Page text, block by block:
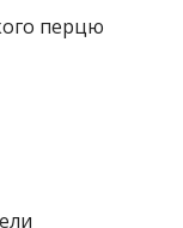
перцю